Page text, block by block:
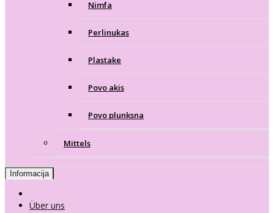
Nimfa
Perlinukas
Plastake
Povo akis
Povo plunksna
Mittels
Informacija
Über uns